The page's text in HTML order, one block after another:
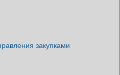
закупками